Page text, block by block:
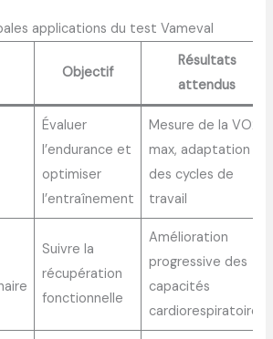
applications du test Vameval
Objectif
Résultats
attendus
Évaluer
l’endurance et
optimiser
l’entraînement
Mesure de la VO2
max, adaptation
des cycles de
travail
Suivre la
récupération
fonctionnelle
Amélioration
progressive des
capacités
cardiorespiratoires